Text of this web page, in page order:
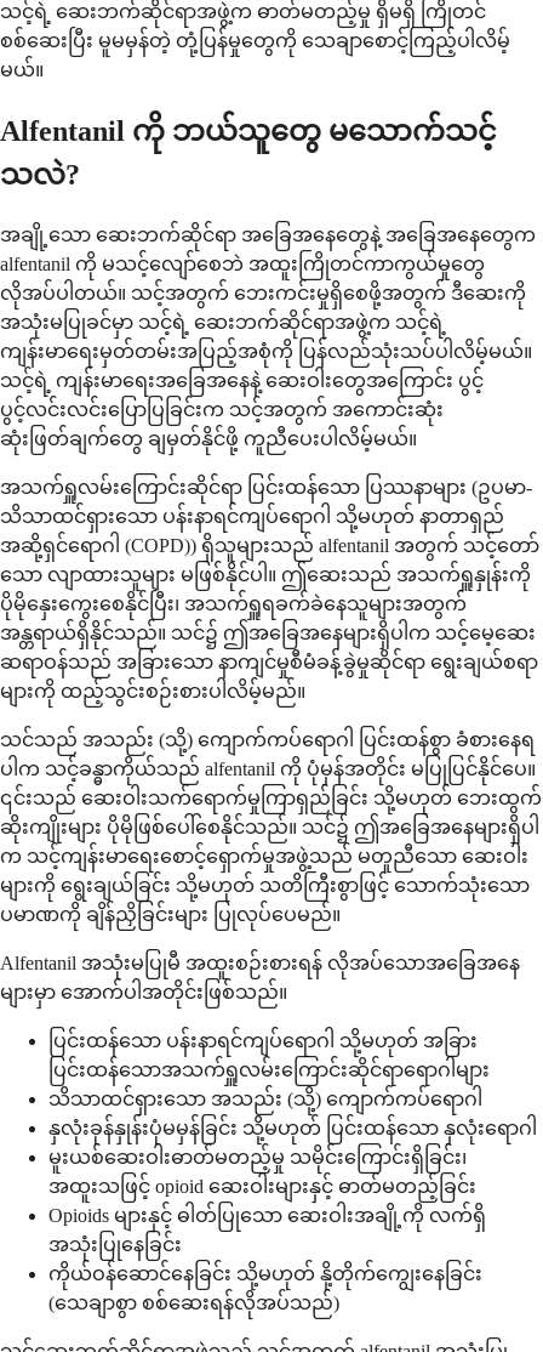
သင့်ရဲ့ ဆေးဘက်ဆိုင်ရာအဖွဲ့က ဓာတ်မတည့်မှု ရှိမရှိ ကြိုတင်
စစ်ဆေးပြီး မူမမှန်တဲ့ တုံ့ပြန်မှုတွေကို သေချာစောင့်ကြည့်ပါလိမ့်
မယ်။
Alfentanil ကို ဘယ်သူတွေ မသောက်သင့်
သလဲ?
အချို့သော ဆေးဘက်ဆိုင်ရာ အခြေအနေတွေနဲ့ အခြေအနေတွေက
alfentanil ကို မသင့်လျော်စေဘဲ အထူးကြိုတင်ကာကွယ်မှုတွေ
လိုအပ်ပါတယ်။ သင့်အတွက် ဘေးကင်းမှုရှိစေဖို့အတွက် ဒီဆေးကို
အသုံးမပြုခင်မှာ သင့်ရဲ့ ဆေးဘက်ဆိုင်ရာအဖွဲ့က သင့်ရဲ့
ကျန်းမာရေးမှတ်တမ်းအပြည့်အစုံကို ပြန်လည်သုံးသပ်ပါလိမ့်မယ်။
သင့်ရဲ့ ကျန်းမာရေးအခြေအနေနဲ့ ဆေးဝါးတွေအကြောင်း ပွင့်
ပွင့်လင်းလင်းပြောပြခြင်းက သင့်အတွက် အကောင်းဆုံး
ဆုံးဖြတ်ချက်တွေ ချမှတ်နိုင်ဖို့ ကူညီပေးပါလိမ့်မယ်။
အသက်ရှူလမ်းကြောင်းဆိုင်ရာ ပြင်းထန်သော ပြဿနာများ (ဥပမာ-
သိသာထင်ရှားသော ပန်းနာရင်ကျပ်ရောဂါ သို့မဟုတ် နာတာရှည်
အဆို့ရှင်ရောဂါ (COPD)) ရှိသူများသည် alfentanil အတွက် သင့်တော်
သော လျာထားသူများ မဖြစ်နိုင်ပါ။ ဤဆေးသည် အသက်ရှူနှုန်းကို
ပိုမိုနှေးကွေးစေနိုင်ပြီး၊ အသက်ရှူရခက်ခဲနေသူများအတွက်
အန္တရာယ်ရှိနိုင်သည်။ သင်၌ ဤအခြေအနေများရှိပါက သင့်မေ့ဆေး
ဆရာဝန်သည် အခြားသော နာကျင်မှုစီမံခန့်ခွဲမှုဆိုင်ရာ ရွေးချယ်စရာ
များကို ထည့်သွင်းစဉ်းစားပါလိမ့်မည်။
သင်သည် အသည်း (သို့) ကျောက်ကပ်ရောဂါ ပြင်းထန်စွာ ခံစားနေရ
ပါက သင့်ခန္ဓာကိုယ်သည် alfentanil ကို ပုံမှန်အတိုင်း မပြုပြင်နိုင်ပေ။
၎င်းသည် ဆေးဝါးသက်ရောက်မှုကြာရှည်ခြင်း သို့မဟုတ် ဘေးထွက်
ဆိုးကျိုးများ ပိုမိုဖြစ်ပေါ်စေနိုင်သည်။ သင်၌ ဤအခြေအနေများရှိပါ
က သင့်ကျန်းမာရေးစောင့်ရှောက်မှုအဖွဲ့သည် မတူညီသော ဆေးဝါး
များကို ရွေးချယ်ခြင်း သို့မဟုတ် သတိကြီးစွာဖြင့် သောက်သုံးသော
ပမာဏကို ချိန်ညှိခြင်းများ ပြုလုပ်ပေမည်။
Alfentanil အသုံးမပြုမီ အထူးစဉ်းစားရန် လိုအပ်သောအခြေအနေ
များမှာ အောက်ပါအတိုင်းဖြစ်သည်။
ပြင်းထန်သော ပန်းနာရင်ကျပ်ရောဂါ သို့မဟုတ် အခြား
ပြင်းထန်သောအသက်ရှူလမ်းကြောင်းဆိုင်ရာရောဂါများ
သိသာထင်ရှားသော အသည်း (သို့) ကျောက်ကပ်ရောဂါ
နှလုံးခုန်နှုန်းပုံမမှန်ခြင်း သို့မဟုတ် ပြင်းထန်သော နှလုံးရောဂါ
မူးယစ်ဆေးဝါးဓာတ်မတည့်မှု သမိုင်းကြောင်းရှိခြင်း၊
အထူးသဖြင့် opioid ဆေးဝါးများနှင့် ဓာတ်မတည့်ခြင်း
Opioids များနှင့် ဓါတ်ပြုသော ဆေးဝါးအချို့ကို လက်ရှိ
အသုံးပြုနေခြင်း
ကိုယ်ဝန်ဆောင်နေခြင်း သို့မဟုတ် နို့တိုက်ကျွေးနေခြင်း
(သေချာစွာ စစ်ဆေးရန်လိုအပ်သည်)